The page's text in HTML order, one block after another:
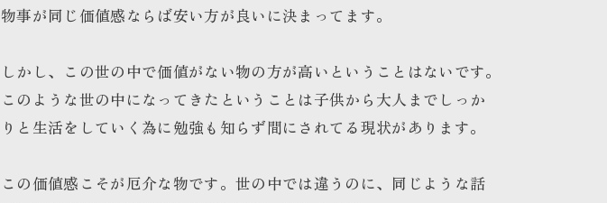
物事が同じ価値感ならば安い方が良いに決まってます。
しかし、この世の中で価値がない物の方が高いということはないです。
このような世の中になってきたということは子供から大人までしっか
りと生活をしていく為に勉強も知らず間にされてる現状があります。
この価値感こそが厄介な物です。世の中では違うのに、同じような話